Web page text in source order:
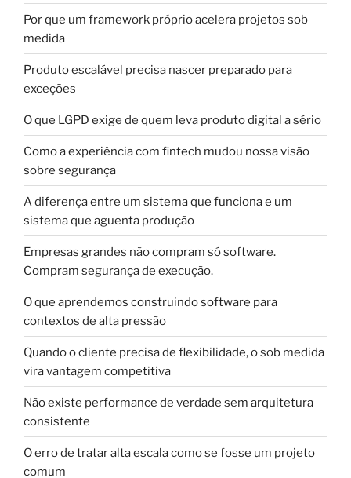
Por que um framework próprio acelera projetos sob
medida
Produto escalável precisa nascer preparado para
exceções
O que LGPD exige de quem leva produto digital a sério
Como a experiência com fintech mudou nossa visão
sobre segurança
A diferença entre um sistema que funciona e um
sistema que aguenta produção
Empresas grandes não compram só software.
Compram segurança de execução.
O que aprendemos construindo software para
contextos de alta pressão
Quando o cliente precisa de flexibilidade, o sob medida
vira vantagem competitiva
Não existe performance de verdade sem arquitetura
consistente
O erro de tratar alta escala como se fosse um projeto
comum